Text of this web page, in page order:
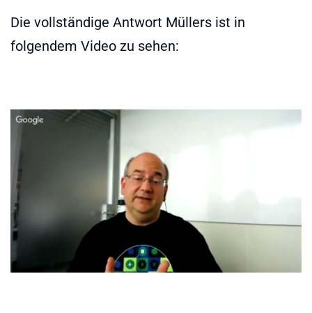
Die vollständige Antwort Müllers ist in
folgendem Video zu sehen: